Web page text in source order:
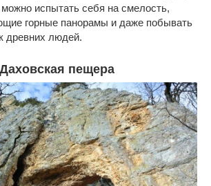
испытать себя на смелость,
горные панорамы и даже побывать
древних людей.
Даховская пещера